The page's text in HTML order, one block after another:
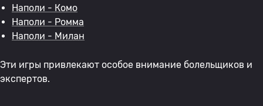
Наполи - Комо
Наполи - Ромма
Наполи - Милан
Эти игры привлекают особое внимание болельщиков и
экспертов.